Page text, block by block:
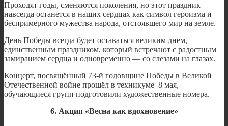
Проходят годы, сменяются поколения, но этот праздник
навсегда останется в наших сердцах как символ героизма и
беспримерного мужества народа, отстоявшего мир на земле.
День Победы всегда будет оставаться великим днем,
единственным праздником, который встречают с радостным
замиранием сердца и одновременно — со слезами на глазах.
Концерт, посвящённый 73-й годовщине Победы в Великой
Отечественной войне прошёл в техникуме 8 мая,
обучающиеся групп подготовили художественные номера.
6. Акция «Весна как вдохновение»